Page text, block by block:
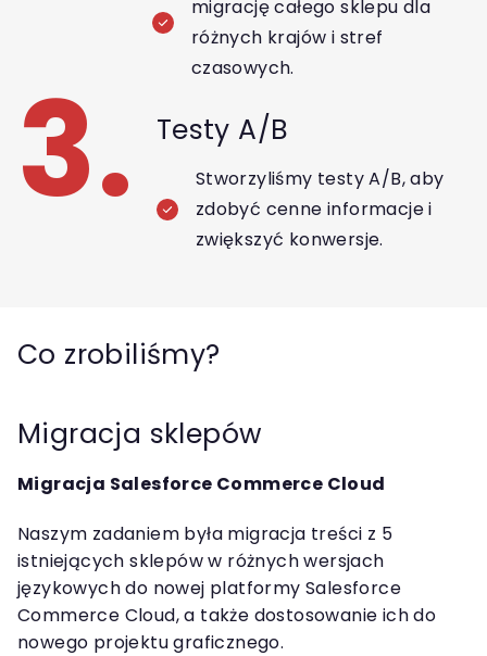
migrację całego sklepu dla
różnych krajów i stref
czasowych.
3. Testy A/B
Stworzyliśmy testy A/B, aby
zdobyć cenne informacje i
zwiększyć konwersje.
Co zrobiliśmy?
Migracja sklepów
Migracja Salesforce Commerce Cloud
Naszym zadaniem była migracja treści z 5
istniejących sklepów w różnych wersjach
językowych do nowej platformy Salesforce
Commerce Cloud, a także dostosowanie ich do
nowego projektu graficznego.